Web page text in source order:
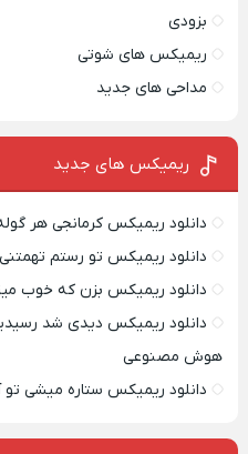
بزودی
ریمیکس های شوتی
مداحی های جدید
ریمیکس‌ های جدید
دانلود ریمیکس کرمانجی هر
دانلود ریمیکس تو رستم
دانلود ریمیکس بزن که خوب
دانلود ریمیکس دیدی شد
هوش مصنوعی
دانلود ریمیکس ستاره میشی